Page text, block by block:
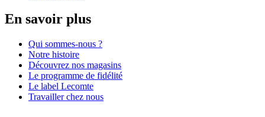
En savoir plus
Qui sommes-nous ?
Notre histoire
Découvrez nos magasins
Le programme de fidélité
Le label Lecomte
Travailler chez nous